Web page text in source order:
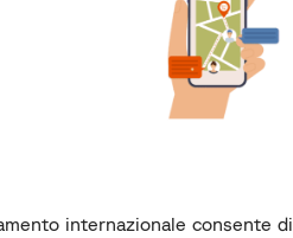
internazionale consente di